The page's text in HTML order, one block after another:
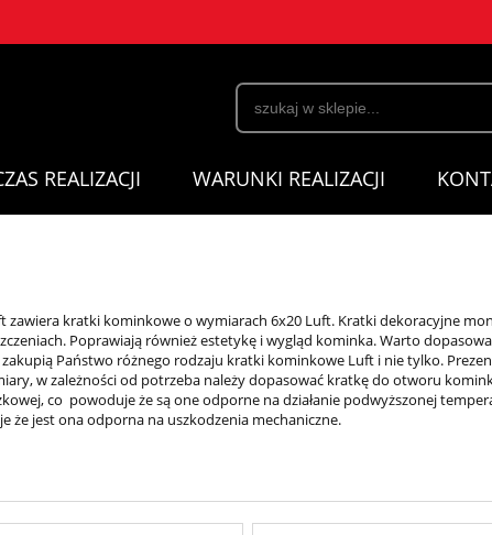
REALIZACJI WARUNKI REALIZACJI
zawiera kratki kominkowe o wymiarach 6x20 Luft. Kratki dekoracyjne
Poprawiają również estetykę i wygląd kominka. Warto
Państwo różnego rodzaju kratki kominkowe Luft i nie tylko.
w zależności od potrzeba należy dopasować kratkę do otworu
co powoduje że są one odporne na działanie podwyższonej
że jest ona odporna na uszkodzenia mechaniczne.